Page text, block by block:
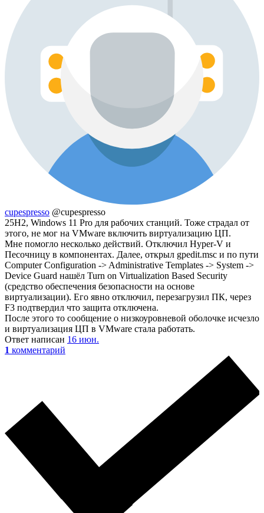
cupespresso @cupespresso
25H2, Windows 11 Pro для рабочих станций. Тоже страдал от
этого, не мог на VMware включить виртуализацию ЦП.
Мне помогло несколько действий. Отключил Hyper-V и
Песочницу в компонентах. Далее, открыл gpedit.msc и по пути
Computer Configuration -> Administrative Templates -> System ->
Device Guard нашёл Turn on Virtualization Based Security
(средство обеспечения безопасности на основе
виртуализации). Его явно отключил, перезагрузил ПК, через
F3 подтвердил что защита отключена.
После этого то сообщение о низкоуровневой оболочке исчезло
и виртуализация ЦП в VMware стала работать.
Ответ написан 16 июн.
1 комментарий